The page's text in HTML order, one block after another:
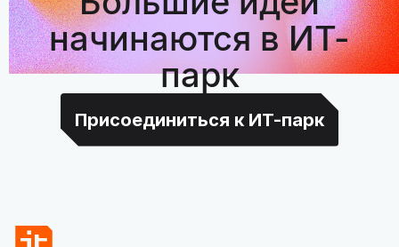
начинаются в ИТ-
парк
Присоединиться к ИТ-парк